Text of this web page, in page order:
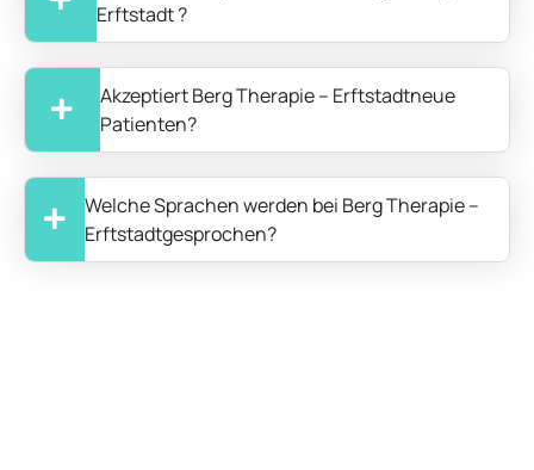
Erftstadt ?
Akzeptiert Berg Therapie – Erftstadtneue
Patienten?
Welche Sprachen werden bei Berg Therapie –
Erftstadtgesprochen?